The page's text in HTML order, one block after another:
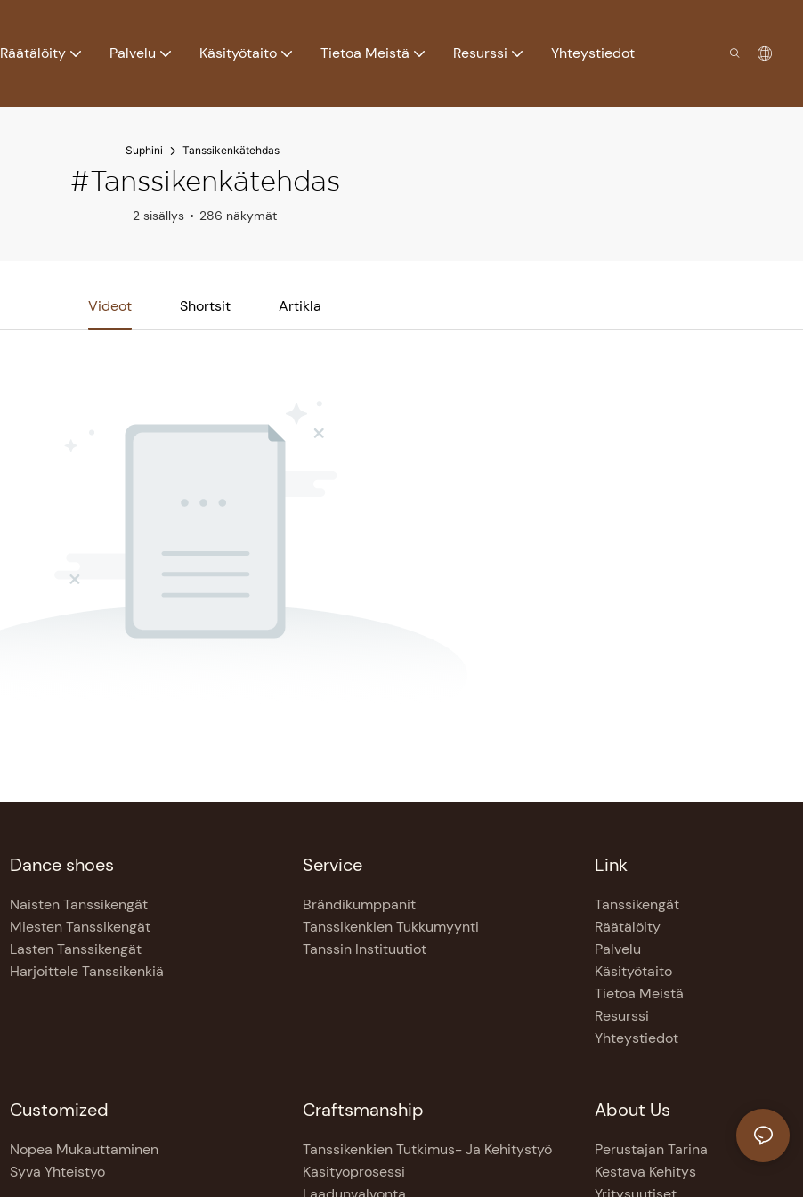
Räätälöity Palvelu Käsityötaito Tietoa Meistä Resurssi Yhteystiedot
Suphini Tanssikenkätehdas
#Tanssikenkätehdas
2 sisällys 286 näkymät
Videot Shortsit Artikla
Dance shoes
Naisten Tanssikengät
Miesten Tanssikengät
Lasten Tanssikengät
Harjoittele Tanssikenkiä
Service
Brändikumppanit
Tanssikenkien Tukkumyynti
Tanssin Instituutiot
Link
Tanssikengät
Räätälöity
Palvelu
Käsityötaito
Tietoa Meistä
Resurssi
Yhteystiedot
Customized
Nopea Mukauttaminen
Syvä Yhteistyö
Craftsmanship
Tanssikenkien Tutkimus- Ja Kehitystyö
Käsityöprosessi
About Us
Perustajan Tarina
Kestävä Kehitys